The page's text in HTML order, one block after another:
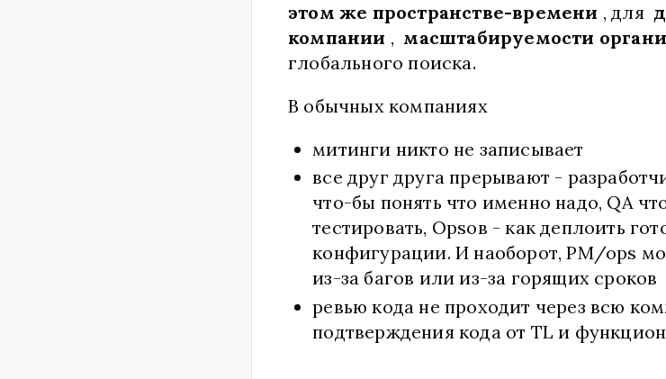
этом же пространстве-времени , для
компании , масштабируемости
глобального поиска.
В обычных компаниях
митинги никто не записывает
все друг друга прерывают -
что-бы понять что именно надо, QA
тестировать, Opsов - как деплоить
конфигурации. И наоборот, PM/ops
из-за багов или из-за горящих сроков
ревью кода не проходит через всю
подтверждения кода от TL и